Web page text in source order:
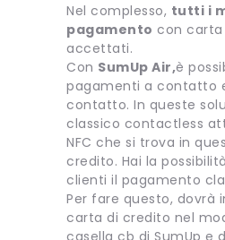
Nel complesso, tutti i
pagamento con
accettati.
Con SumUp Air,è
pagamenti a contatto
contatto. In queste
classico contactless
NFC che si trova in
credito. Hai la
clienti il pagamento
Per fare questo, dovrà
carta di credito nel
casella cb di SumUp e